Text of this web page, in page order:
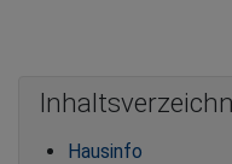
Hausinfo